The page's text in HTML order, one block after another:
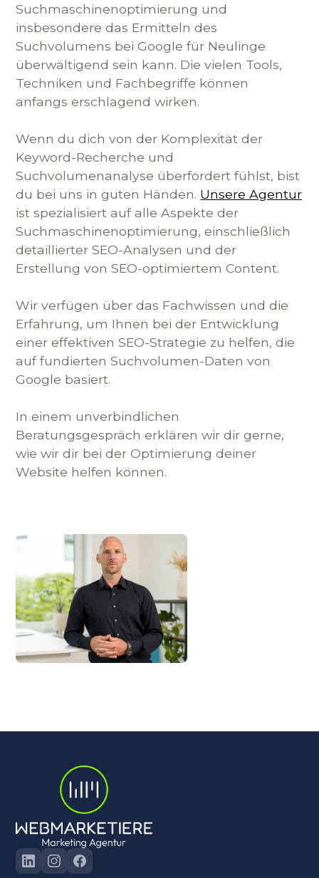
Suchmaschinenoptimierung und
insbesondere das Ermitteln des
Suchvolumens bei Google für Neulinge
überwältigend sein kann. Die vielen Tools,
Techniken und Fachbegriffe können
anfangs erschlagend wirken.
Wenn du dich von der Komplexität der
Keyword-Recherche und
Suchvolumenanalyse überfordert fühlst, bist
du bei uns in guten Händen. Unsere Agentur
ist spezialisiert auf alle Aspekte der
Suchmaschinenoptimierung, einschließlich
detaillierter SEO-Analysen und der
Erstellung von SEO-optimiertem Content.
Wir verfügen über das Fachwissen und die
Erfahrung, um Ihnen bei der Entwicklung
einer effektiven SEO-Strategie zu helfen, die
auf fundierten Suchvolumen-Daten von
Google basiert.
In einem unverbindlichen
Beratungsgespräch erklären wir dir gerne,
wie wir dir bei der Optimierung deiner
Website helfen können.